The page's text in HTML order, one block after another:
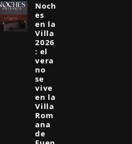
Noch
es
en la
Villa
2026
: el
vera
no
se
vive
en la
Villa
Rom
ana
de